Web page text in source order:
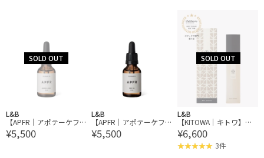
L&B
【APFR｜アポテーケフ
レグランス】FRAGRANC
E OIL フレグランスオイ
¥5,500
L&B
【APFR｜アポテーケフ
レグランス】FRAGRANC
E OIL フレグランスオイ
¥5,500
L&B
【KITOWA｜キトワ】バ
スエッセンス（入浴剤）
¥6,600
3件